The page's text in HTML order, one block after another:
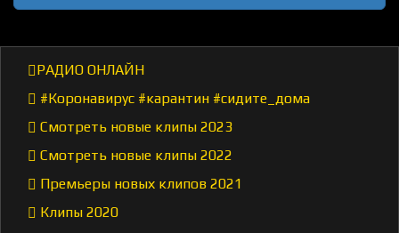
РАДИО ОНЛАЙН
#Коронавирус #карантин #сидите_дома
Смотреть новые клипы 2023
Смотреть новые клипы 2022
Премьеры новых клипов 2021
Клипы 2020